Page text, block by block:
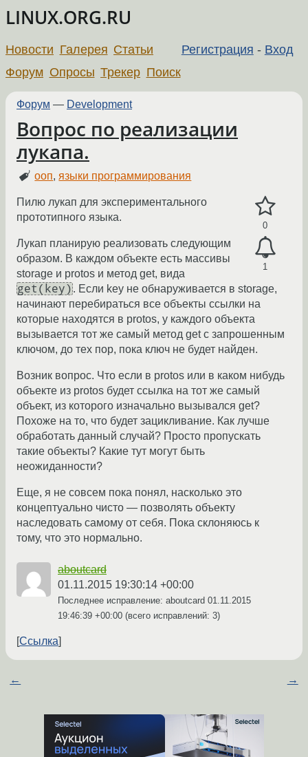
LINUX.ORG.RU
Регистрация - Вход
Новости Галерея Статьи
Форум Опросы Трекер Поиск
Форум — Development
Вопрос по реализации
лукапа.
ооп,языки программирования
0
1
Пилю лукап для экспериментального
прототипного языка.
Лукап планирую реализовать следующим
образом. В каждом объекте есть массивы
storage и protos и метод get, вида
get(key) . Если key не обнаруживается в storage,
начинают перебираться все объекты ссылки на
которые находятся в protos, у каждого объекта
вызывается тот же самый метод get c запрошенным
ключом, до тех пор, пока ключ не будет найден.
Возник вопрос. Что если в protos или в каком нибудь
объекте из protos будет ссылка на тот же самый
объект, из которого изначально вызывался get?
Похоже на то, что будет зацикливание. Как лучше
обработать данный случай? Просто пропускать
такие объекты? Какие тут могут быть
неожиданности?
Еще, я не совсем пока понял, насколько это
концептуально чисто — позволять объекту
наследовать самому от себя. Пока склоняюсь к
тому, что это нормально.
aboutcard
01.11.2015 19:30:14 +00:00
Последнее исправление: aboutcard 01.11.2015
19:46:39 +00:00 (всего исправлений: 3)
Ссылка
← →